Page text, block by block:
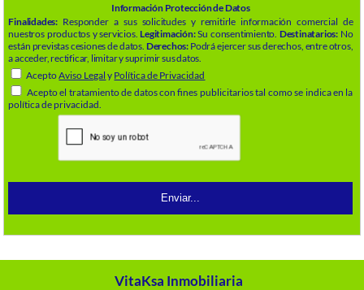
Información Protección de Datos
Finalidades: Responder a sus solicitudes y remitirle información comercial de
nuestros productos y servicios.Legitimación:Su consentimiento. Destinatarios:No
están previstas cesiones de datos. Derechos: Podrá ejercer sus derechos, entre otros,
a acceder, rectificar, limitar y suprimir sus datos.
AceptoAviso Legal y Política de Privacidad
Acepto el tratamiento de datos con fines publicitarios tal como se indica en la
política de privacidad.
VitaKsa Inmobiliaria